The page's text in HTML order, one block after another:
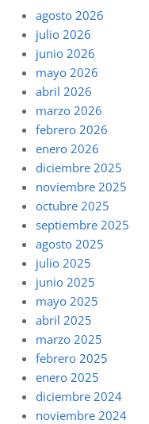
agosto 2026
julio 2026
junio 2026
mayo 2026
abril 2026
marzo 2026
febrero 2026
enero 2026
diciembre 2025
noviembre 2025
octubre 2025
septiembre 2025
agosto 2025
julio 2025
junio 2025
mayo 2025
abril 2025
marzo 2025
febrero 2025
enero 2025
diciembre 2024
noviembre 2024